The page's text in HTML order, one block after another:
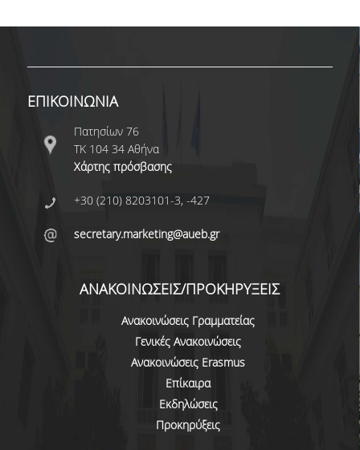
ΕΡΕΥΝΗΤΙΚΑ ΕΡΓΑΣΤΗΡΙΑ
ΔΙΑΤΡΙΒΕΣ
ΕΡΕΥΝΗΤΙΚΑ ΣΕΜΙΝΑΡΙΑ
ΕΡΕΥΝΗΤΙΚΑ ΕΡΓΑ
ΚΑΡΙΕΡΑ
ΕΠΑΓΓΕΛΜΑΤΙΚΕΣ ΠΡΟΟΠΤΙΚΕΣ
ΕΥΚΑΙΡΙΕΣ ΕΡΓΑΣΙΑΣ
ΕΠΑΓΓΕΛΜΑΤΙΚΗ ΚΑΤΑΡΤΙΣΗ
ΣΥΝΔΕΣΗ ΜΕ ΤΗΝ ΕΠΙΧΕΙΡΗΜΑΤΙΚΗ ΚΟΙΝΟΤΗΤΑ
ΘΕΡΙΝΟ ΣΧΟΛΕΙΟ
ΕΠΙΚΟΙΝΩΝΙΑ
Πατησίων 76
ΤΚ 104 34 Αθήνα
Χάρτης πρόσβασης
+30 (210) 8203101-3, -427
secretary.marketing@aueb.gr
ΑΝΑΚΟΙΝΩΣΕΙΣ/ΠΡΟΚΗΡΥΞΕΙΣ
Ανακοινώσεις Γραμματείας
Γενικές Ανακοινώσεις
Ανακοινώσεις Erasmus
Επίκαιρα
Εκδηλώσεις
Προκηρύξεις